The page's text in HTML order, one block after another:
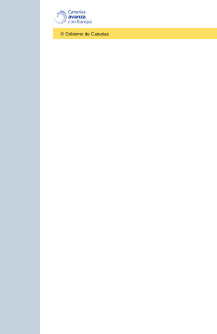
© Gobierno de Canarias